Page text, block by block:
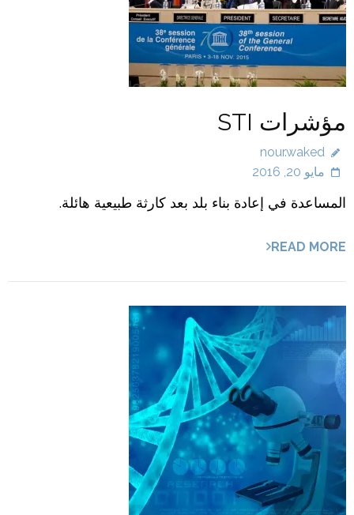
مؤشرات STI
nour.waked
مايو 20, 2016
المساعدة في إعادة بناء بلد بعد كارثة طبيعية هائلة.
READ MORE